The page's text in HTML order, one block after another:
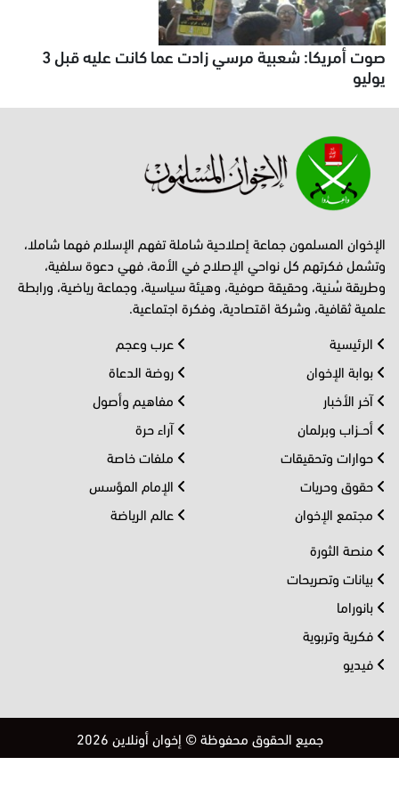
صوت أمريكا: شعبية مرسي زادت عما كانت عليه قبل 3
يوليو
الإخوان المسلمون جماعة إصلاحية شاملة تفهم الإسلام فهما شاملا،
وتشمل فكرتهم كل نواحي الإصلاح في الأمة، فهي دعوة سلفية،
وطريقة سُنية، وحقيقة صوفية، وهيئة سياسية، وجماعة رياضية، ورابطة
علمية ثقافية، وشركة اقتصادية، وفكرة اجتماعية.
الرئيسية
بوابة الإخوان
آخر الأخبار
أحــزاب وبرلمان
حوارات وتحقيقات
حقوق وحريات
مجتمع الإخوان
عرب وعجم
روضة الدعاة
مفاهيم وأصول
آراء حرة
ملفات خاصة
الإمام المؤسس
عالم الرياضة
منصة الثورة
بيانات وتصريحات
بانوراما
فكرية وتربوية
فيديو
جميع الحقوق محفوظة © إخوان أونلاين 2026